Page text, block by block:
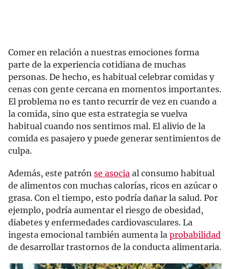
Comer en relación a nuestras emociones forma
parte de la experiencia cotidiana de muchas
personas. De hecho, es habitual celebrar comidas y
cenas con gente cercana en momentos importantes.
El problema no es tanto recurrir de vez en cuando a
la comida, sino que esta estrategia se vuelva
habitual cuando nos sentimos mal. El alivio de la
comida es pasajero y puede generar sentimientos de
culpa.
Además, este patrón se asocia al consumo habitual
de alimentos con muchas calorías, ricos en azúcar o
grasa. Con el tiempo, esto podría dañar la salud. Por
ejemplo, podría aumentar el riesgo de obesidad,
diabetes y enfermedades cardiovasculares. La
ingesta emocional también aumenta la probabilidad
de desarrollar trastornos de la conducta alimentaria.